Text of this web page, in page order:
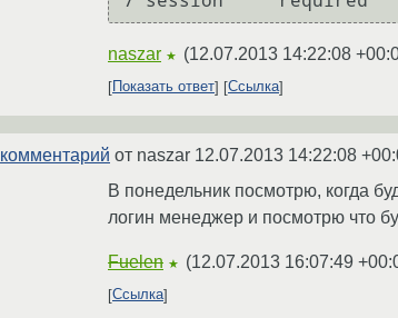
naszar ★ (12.07.2013 14:22:08
Показать ответ Ссылка
комментарий от naszar 12.07.2013 14:22:08
В понедельник посмотрю, когда
логин менеджер и посмотрю что
Fuelen ★ (12.07.2013 16:07:49
Ссылка